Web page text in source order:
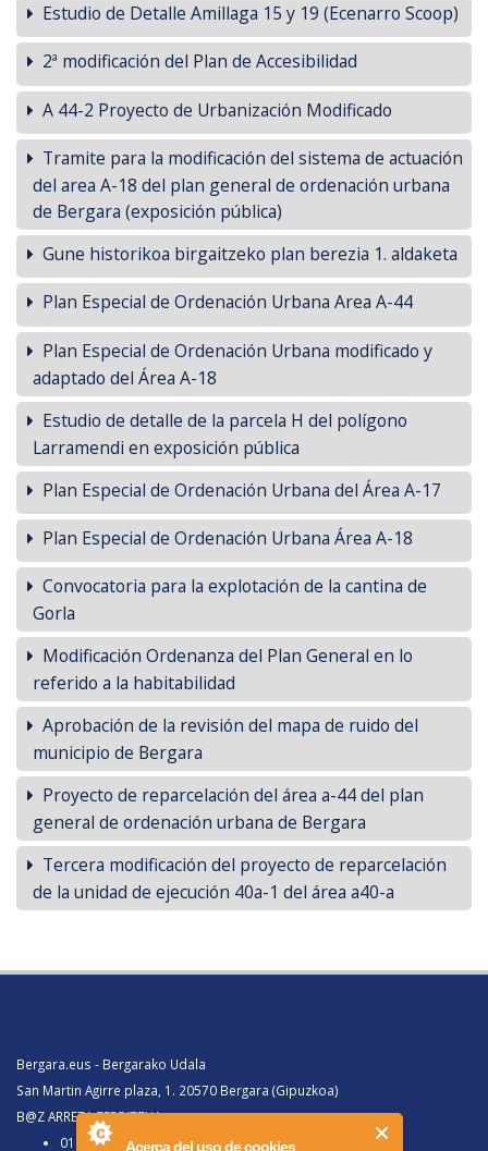
Acerca del uso de cookies
Estudio de Detalle Amillaga 15 y 19 (Ecenarro Scoop)
2ª modificación del Plan de Accesibilidad
A 44-2 Proyecto de Urbanización Modificado
Tramite para la modificación del sistema de actuación
del area A-18 del plan general de ordenación urbana
de Bergara (exposición pública)
Gune historikoa birgaitzeko plan berezia 1. aldaketa
Plan Especial de Ordenación Urbana Area A-44
Plan Especial de Ordenación Urbana modificado y
adaptado del Área A-18
Estudio de detalle de la parcela H del polígono
Larramendi en exposición pública
Plan Especial de Ordenación Urbana del Área A-17
Plan Especial de Ordenación Urbana Área A-18
Convocatoria para la explotación de la cantina de
Gorla
Modificación Ordenanza del Plan General en lo
referido a la habitabilidad
Aprobación de la revisión del mapa de ruido del
municipio de Bergara
Proyecto de reparcelación del área a-44 del plan
general de ordenación urbana de Bergara
Tercera modificación del proyecto de reparcelación
de la unidad de ejecución 40a-1 del área a40-a
Bergara.eus - Bergarako Udala
San Martin Agirre plaza, 1. 20570 Bergara (Gipuzkoa)
B@Z ARRETA ZERBITZUA:
010, Bergaratik deituz gero